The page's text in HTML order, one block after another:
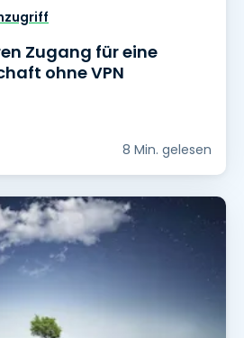
Zugang für eine
ohne VPN
8 Min. gelesen